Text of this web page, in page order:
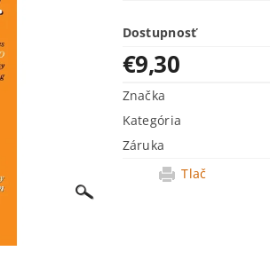
Dostupnosť
€9,30
Značka
Kategória
Záruka
Tlač